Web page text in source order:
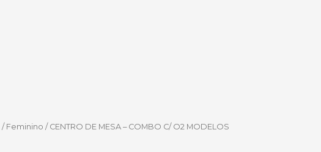
/ Feminino / CENTRO DE MESA – COMBO C/ O2 MODELOS